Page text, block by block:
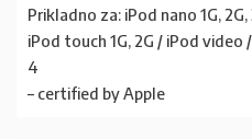
Prikladno za: iPod nano 1G,
iPod touch 1G, 2G / iPod video
4
– certified by Apple